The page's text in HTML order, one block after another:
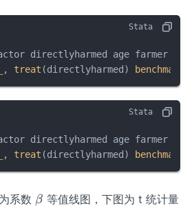
directlyharmed age farmer
, treat (directlyharmed) benchmark
directlyharmed age farmer
, treat (directlyharmed) benchmark
系数 \b
β 等值线图，下图为 t 统计量